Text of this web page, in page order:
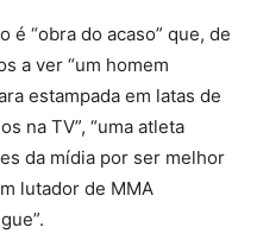
é “obra do acaso” que, de
a ver “um homem
estampada em latas de
na TV”, “uma atleta
da mídia por ser melhor
lutador de MMA